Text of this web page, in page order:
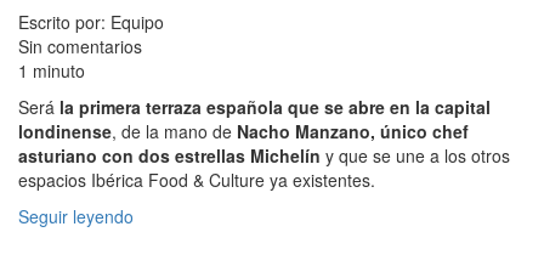
Escrito por: Equipo
Sin comentarios
1 minuto
Será la primera terraza española que se abre en la capital
londinense, de la mano de Nacho Manzano, único chef
asturiano con dos estrellas Michelín y que se une a los otros
espacios Ibérica Food & Culture ya existentes.
Seguir leyendo